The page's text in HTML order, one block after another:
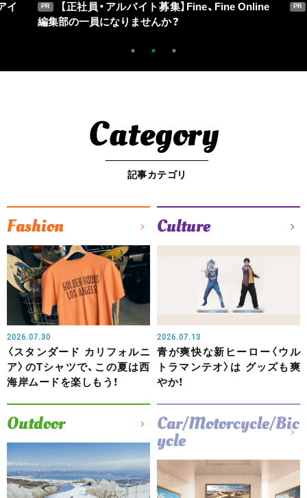
イ PR
【正社員・アルバイト募集】Fine、Fine Online
編集部の一員になりませんか？
PR
Category
記事カテゴリ
Fashion
2026.07.30
〈スタンダード カリフォルニ
ア〉のTシャツで、この夏は西
海岸ムードを楽しもう！
Culture
2026.07.13
青が爽快な新ヒーロー〈ウル
トラマンテオ〉は グッズも爽
やか！
Outdoor Car/Motorcycle/Bic
ycle